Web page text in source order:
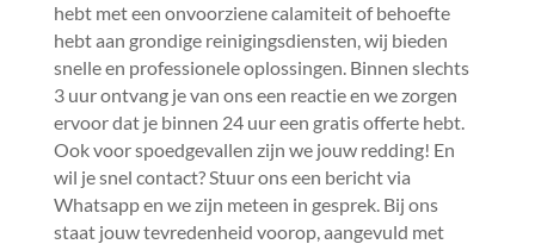
hebt met een onvoorziene calamiteit of behoefte
hebt aan grondige reinigingsdiensten, wij bieden
snelle en professionele oplossingen.​ Binnen slechts
3 uur ontvang je van ons een reactie en we zorgen
ervoor dat je binnen 24 uur een gratis offerte hebt.​
Ook voor spoedgevallen zijn we jouw redding! En
wil je snel contact? Stuur ons een bericht via
Whatsapp en we zijn meteen in gesprek.​ Bij ons
staat jouw tevredenheid voorop, aangevuld met